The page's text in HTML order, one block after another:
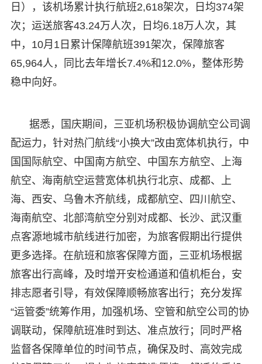
日），该机场累计执行航班2,618架次，日均374架
次；运送旅客43.24万人次，日均6.18万人次，其
中，10月1日累计保障航班391架次，保障旅客
65,964人，同比去年增长7.4%和12.0%，整体形势
稳中向好。
据悉，国庆期间，三亚机场积极协调航空公司调
配运力，针对热门航线“小换大”改由宽体机执行，中
国国际航空、中国南方航空、中国东方航空、上海
航空、海南航空运营宽体机执行北京、成都、上
海、西安、乌鲁木齐航线，成都航空、四川航空、
海南航空、北部湾航空分别对成都、长沙、武汉重
点客源地城市航线进行加密，为旅客假期出行提供
更多选择。在航班和旅客保障方面，三亚机场根据
旅客出行高峰，及时增开安检通道和值机柜台，安
排志愿者引导，有效保障顺畅旅客出行；充分发挥
“运管委”统筹作用，加强机场、空管和航空公司的协
调联动，保障航班准时到达、准点放行；同时严格
监督各保障单位的时间节点，确保及时、高效完成